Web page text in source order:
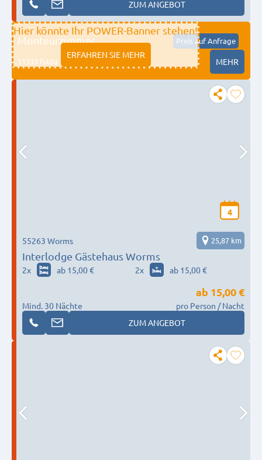
ZUM ANGEBOT
Hier könnte Ihr POWER-Banner stehen!
ERFAHREN SIE MEHR
Monteurzimmer Preis auf Anfrage
11333 fulda MEHR
4
Interlodge Gästehaus Worms
55263 Worms 25,87 km
2x ab 15,00 € 2x ab 15,00 €
Mind. 30 Nächte
ab 15,00 €
pro Person / Nacht
ZUM ANGEBOT